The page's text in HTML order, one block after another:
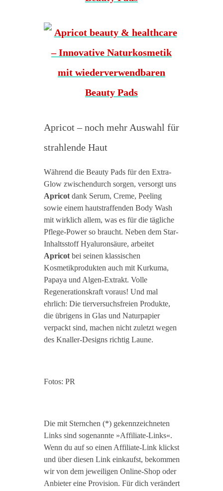
Apricot – noch mehr Auswahl für
strahlende Haut
Während die Beauty Pads für den Extra-
Glow zwischendurch sorgen, versorgt uns
Apricotdank Serum, Creme, Peeling
sowie einem hautstraffenden Body Wash
mit wirklich allem, was es für die tägliche
Pflege-Power so braucht. Neben dem Star-
Inhaltsstoff Hyaluronsäure, arbeitet
Apricotbei seinen klassischen
Kosmetikprodukten auch mit Kurkuma,
Papaya und Algen-Extrakt. Volle
Regenerationskraft voraus! Und mal
ehrlich: Die tierversuchsfreien Produkte,
die übrigens in Glas und Naturpapier
verpackt sind, machen nicht zuletzt wegen
des Knaller-Designs richtig Laune.
Fotos: PR
Die mit Sternchen (*) gekennzeichneten
Links sind sogenannte »Affiliate-Links«.
Wenn du auf so einen Affiliate-Link klickst
und über diesen Link einkaufst, bekommen
wir von dem jeweiligen Online-Shop oder
Anbieter eine Provision. Für dich verändert